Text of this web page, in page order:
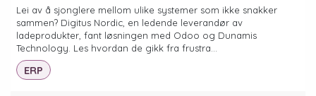
Lei av å sjonglere mellom ulike systemer som ikke snakker
sammen? Digitus Nordic, en ledende leverandør av
ladeprodukter, fant løsningen med Odoo og Dunamis
Technology. Les hvordan de gikk fra frustra...
ERP